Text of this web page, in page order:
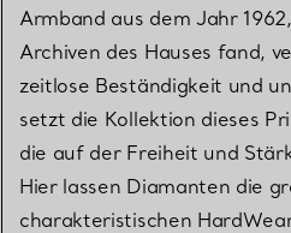
Armband aus dem Jahr
Archiven des Hauses fand,
zeitlose Beständigkeit und
setzt die Kollektion dieses
die auf der Freiheit und
Hier lassen Diamanten die
charakteristischen